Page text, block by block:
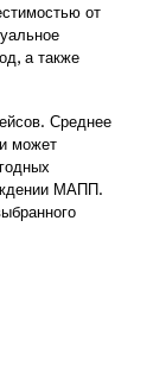
от
а также
Среднее
может
МАПП.